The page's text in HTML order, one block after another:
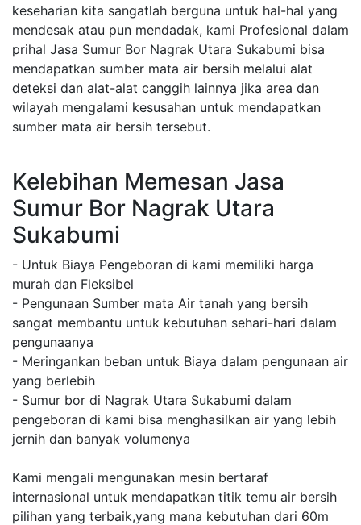
keseharian kita sangatlah berguna untuk hal-hal yang
mendesak atau pun mendadak, kami Profesional dalam
prihal Jasa Sumur Bor Nagrak Utara Sukabumi bisa
mendapatkan sumber mata air bersih melalui alat
deteksi dan alat-alat canggih lainnya jika area dan
wilayah mengalami kesusahan untuk mendapatkan
sumber mata air bersih tersebut.
Kelebihan Memesan Jasa
Sumur Bor Nagrak Utara
Sukabumi
- Untuk Biaya Pengeboran di kami memiliki harga
murah dan Fleksibel
- Pengunaan Sumber mata Air tanah yang bersih
sangat membantu untuk kebutuhan sehari-hari dalam
pengunaanya
- Meringankan beban untuk Biaya dalam pengunaan air
yang berlebih
- Sumur bor di Nagrak Utara Sukabumi dalam
pengeboran di kami bisa menghasilkan air yang lebih
jernih dan banyak volumenya
Kami mengali mengunakan mesin bertaraf
internasional untuk mendapatkan titik temu air bersih
pilihan yang terbaik,yang mana kebutuhan dari 60m